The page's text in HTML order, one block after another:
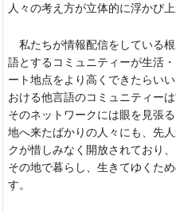
人々の考え方が立体的に浮かび
私たちが情報配信をしている
語とするコミュニティーが生活
ート地点をより高くできたらい
おける他言語のコミュニティー
そのネットワークには眼を見張
地へ来たばかりの人々にも、先
クが惜しみなく開放されており
その地で暮らし、生きてゆくた
す。